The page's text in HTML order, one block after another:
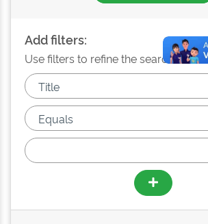
Add filters:
Use filters to refine the search